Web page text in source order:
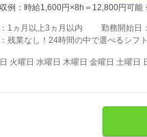
例：時給1,600円×8h＝12,800円可
1ヵ月以上3ヵ月以内 勤務開始日
残業なし！24時間の中で選べるシフ
火曜日 水曜日 木曜日 金曜日 土曜日